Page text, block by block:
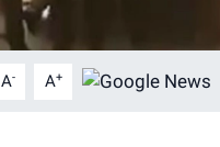
A- A+